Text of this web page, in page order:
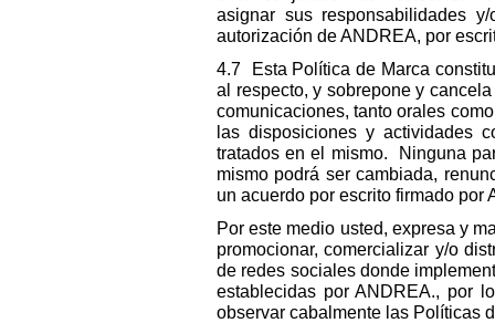
asignar sus responsabilidades
autorización de ANDREA, por
4.7 Esta Política de Marca
al respecto, y sobrepone y
comunicaciones, tanto orales
las disposiciones y actividades
tratados en el mismo. Ninguna
mismo podrá ser cambiada,
un acuerdo por escrito firmado por
Por este medio usted, expresa y
promocionar, comercializar y/o
de redes sociales donde
establecidas por ANDREA., por
observar cabalmente las Políticas